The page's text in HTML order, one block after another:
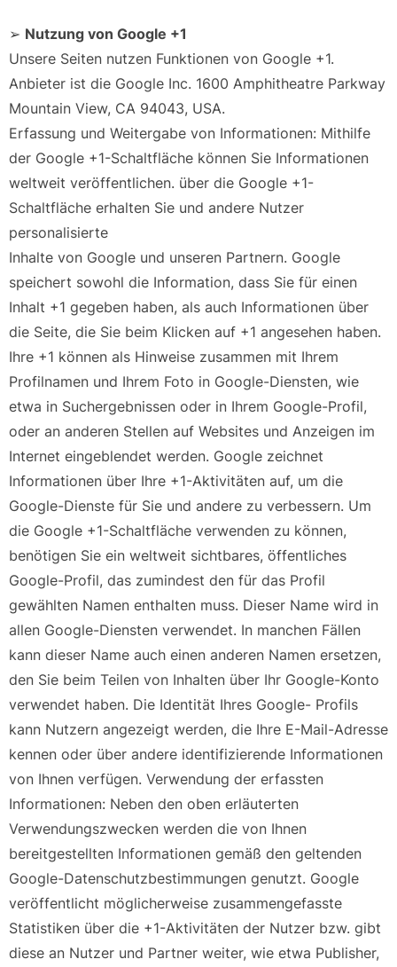
➢ Nutzung von Google +1
Unsere Seiten nutzen Funktionen von Google +1.
Anbieter ist die Google Inc. 1600 Amphitheatre Parkway
Mountain View, CA 94043, USA.
Erfassung und Weitergabe von Informationen: Mithilfe
der Google +1-Schaltfläche können Sie Informationen
weltweit veröffentlichen. über die Google +1-
Schaltfläche erhalten Sie und andere Nutzer
personalisierte
Inhalte von Google und unseren Partnern. Google
speichert sowohl die Information, dass Sie für einen
Inhalt +1 gegeben haben, als auch Informationen über
die Seite, die Sie beim Klicken auf +1 angesehen haben.
Ihre +1 können als Hinweise zusammen mit Ihrem
Profilnamen und Ihrem Foto in Google-Diensten, wie
etwa in Suchergebnissen oder in Ihrem Google-Profil,
oder an anderen Stellen auf Websites und Anzeigen im
Internet eingeblendet werden. Google zeichnet
Informationen über Ihre +1-Aktivitäten auf, um die
Google-Dienste für Sie und andere zu verbessern. Um
die Google +1-Schaltfläche verwenden zu können,
benötigen Sie ein weltweit sichtbares, öffentliches
Google-Profil, das zumindest den für das Profil
gewählten Namen enthalten muss. Dieser Name wird in
allen Google-Diensten verwendet. In manchen Fällen
kann dieser Name auch einen anderen Namen ersetzen,
den Sie beim Teilen von Inhalten über Ihr Google-Konto
verwendet haben. Die Identität Ihres Google- Profils
kann Nutzern angezeigt werden, die Ihre E-Mail-Adresse
kennen oder über andere identifizierende Informationen
von Ihnen verfügen. Verwendung der erfassten
Informationen: Neben den oben erläuterten
Verwendungszwecken werden die von Ihnen
bereitgestellten Informationen gemäß den geltenden
Google-Datenschutzbestimmungen genutzt. Google
veröffentlicht möglicherweise zusammengefasste
Statistiken über die +1-Aktivitäten der Nutzer bzw. gibt
diese an Nutzer und Partner weiter, wie etwa Publisher,